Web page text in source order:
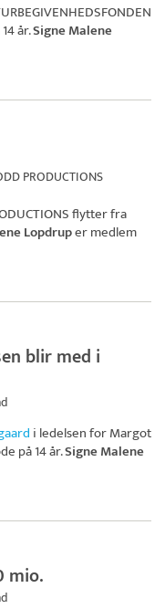
år.Signe Malene
PRODUCTIONS
flytter fra
Lopdruper medlem
blir med i
i ledelsen forMargot
på 14 år.Signe Malene
mio.